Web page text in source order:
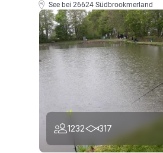
See bei 26624 Südbrookmerland
1232 317